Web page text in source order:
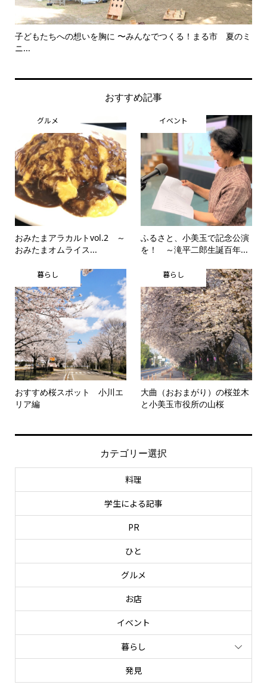
子どもたちへの想いを胸に 〜みんなでつくる！まる市 夏のミ
ニ...
おすすめ記事
グルメ
おみたまアラカルトvol.2 ～
おみたまオムライス...
イベント
ふるさと、小美玉で記念公演
を！ ～滝平二郎生誕百年...
暮らし
おすすめ桜スポット 小川エ
リア編
暮らし
大曲（おおまがり）の桜並木
と小美玉市役所の山桜
カテゴリー選択
料理
学生による記事
PR
ひと
グルメ
お店
イベント
暮らし
発見